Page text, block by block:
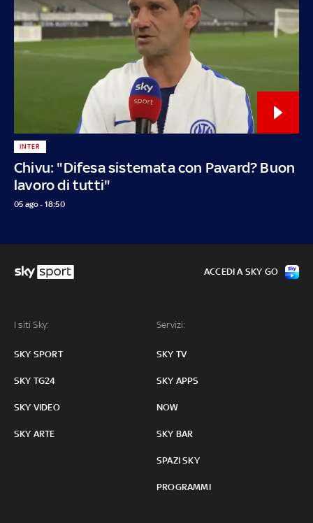
Chivu: "Difesa sistemata con Pavard? Buon
lavoro di tutti"
INTER
05 ago - 18:50
I siti Sky:
SKY SPORT
SKY TG24
SKY VIDEO
SKY ARTE
Servizi:
SKY TV
SKY APPS
NOW
SKY BAR
SPAZI SKY
PROGRAMMI
ACCEDI A SKY GO